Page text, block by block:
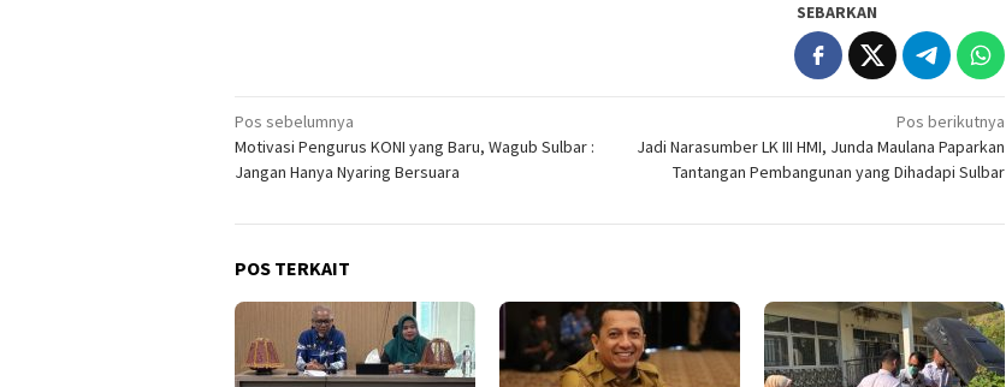
SEBARKAN
Navigasi
pos
Pos sebelumnya
Motivasi Pengurus KONI yang Baru, Wagub Sulbar :
Jangan Hanya Nyaring Bersuara
Pos berikutnya
Jadi Narasumber LK III HMI, Junda Maulana Paparkan
Tantangan Pembangunan yang Dihadapi Sulbar
POS TERKAIT